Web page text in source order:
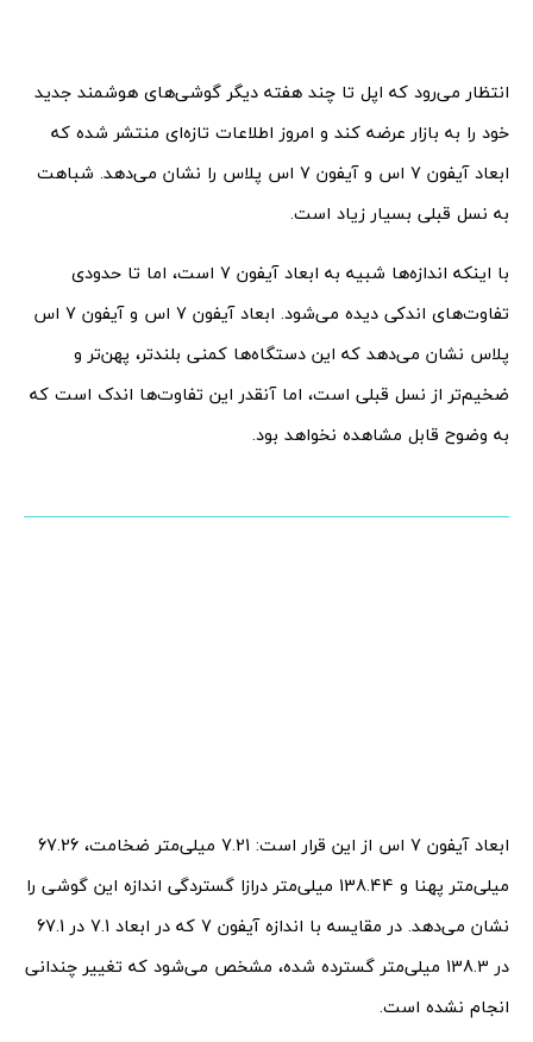
انتظار می‌رود که اپل تا چند هفته دیگر گوشی‌های هوشمند جدید
خود را به بازار عرضه کند و امروز اطلاعات تازه‌ای منتشر شده که
ابعاد آیفون 7 اس و آیفون 7 اس پلاس را نشان می‌دهد. شباهت
به نسل قبلی بسیار زیاد است.
با اینکه اندازه‌ها شبیه به ابعاد آیفون 7 است، اما تا حدودی
تفاوت‌های اندکی دیده می‌شود. ابعاد آیفون 7 اس و آیفون 7 اس
پلاس نشان می‌دهد که این دستگاه‌ها کمنی بلندتر، پهن‌تر و
ضخیم‌تر از نسل قبلی است، اما آنقدر این تفاوت‌ها اندک است که
به وضوح قابل مشاهده نخواهد بود.
ابعاد آیفون 7 اس از این قرار است: 7.21 میلی‌متر ضخامت، 67.26
میلی‌متر پهنا و 138.44 میلی‌متر درازا گستردگی اندازه این گوشی را
نشان می‌دهد. در مقایسه با اندازه‌ آیفون 7 که در ابعاد 7.1 در 67.1
در 138.3 میلی‌متر گسترده شده، مشخص می‌شود که تغییر چندانی
انجام نشده است.